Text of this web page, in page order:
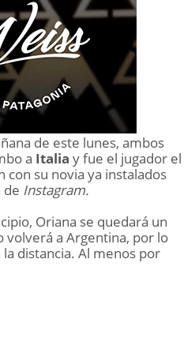
de este lunes, ambos
a Italia y fue el jugador el
con su novia ya instalados
de Instagram.
Oriana se quedará un
volverá a Argentina, por lo
distancia. Al menos por